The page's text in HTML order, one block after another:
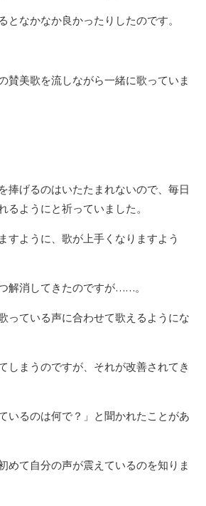
となかなか良かったりしたのです。
賛美歌を流しながら一緒に歌っていま
捧げるのはいたたまれないので、毎日
るようにと祈っていました。
すように、歌が上手くなりますよう
解消してきたのですが……。
っている声に合わせて歌えるようにな
しまうのですが、それが改善されてき
いるのは何で？」と聞かれたことがあ
めて自分の声が震えているのを知りま